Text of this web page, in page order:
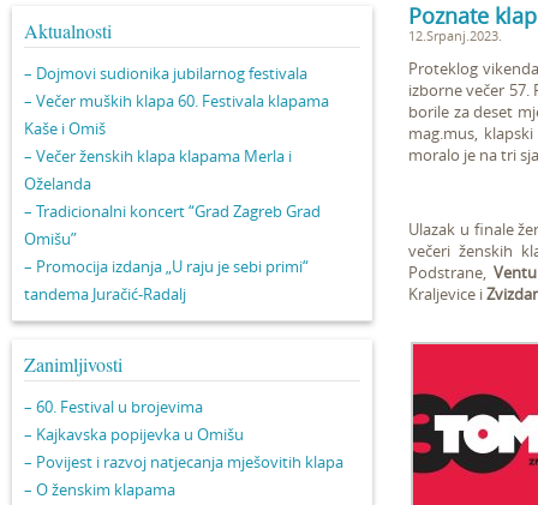
Aktualnosti
– Dojmovi sudionika jubilarnog festivala
– Večer muških klapa 60. Festivala klapama
Kaše i Omiš
– Večer ženskih klapa klapama Merla i
Oželanda
– Tradicionalni koncert “Grad Zagreb Grad
Omišu”
– Promocija izdanja „U raju je sebi primi“
tandema Juračić-Radalj
Zanimljivosti
– 60. Festival u brojevima
– Kajkavska popijevka u Omišu
– Povijest i razvoj natjecanja mješovitih klapa
– O ženskim klapama
Poznate
12.Srpanj.2023.
Proteklog
izborne večer 57.
borile za deset
mag.mus,
moralo je na tri
Ulazak u finale
večeri ženskih
Podstrane,
Kraljevice i